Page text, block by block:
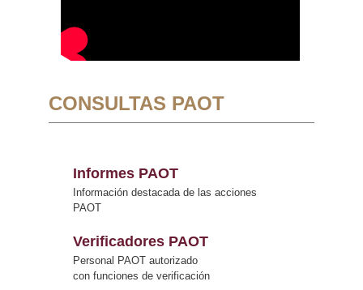
CONSULTAS PAOT
Informes PAOT
Información destacada de las acciones
PAOT
Verificadores PAOT
Personal PAOT autorizado
con funciones de verificación